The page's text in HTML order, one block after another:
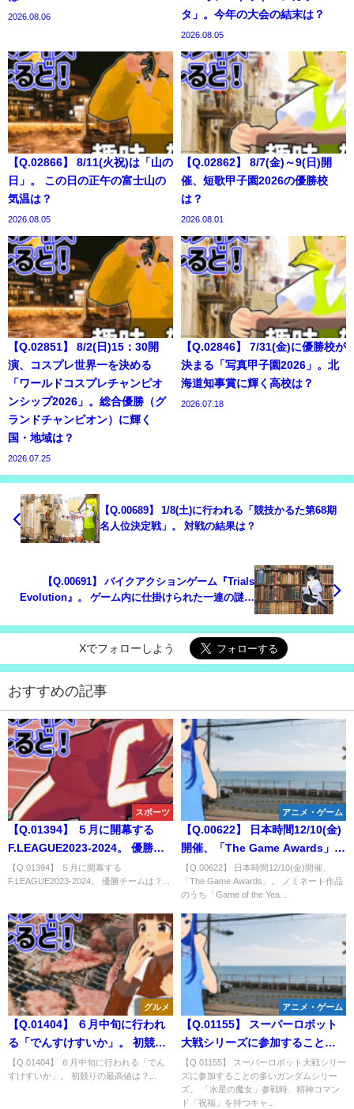
2026.08.06
タ」。今年の大会の結末は？
2026.08.05
【Q.02866】 8/11(火祝)は「山の
日」。 この日の正午の富士山の
気温は？
2026.08.05
【Q.02862】 8/7(金)～9(日)開
催、短歌甲子園2026の優勝校
は？
2026.08.01
【Q.02851】 8/2(日)15：30開
演、コスプレ世界一を決める
「ワールドコスプレチャンピオ
ンシップ2026」。総合優勝（グ
ランドチャンピオン）に輝く
国・地域は？
2026.07.25
【Q.02846】 7/31(金)に優勝校が
決まる「写真甲子園2026」。北
海道知事賞に輝く高校は？
2026.07.18
【Q.00689】 1/8(土)に行われる「競技かるた第68期
名人位決定戦」。 対戦の結果は？
【Q.00691】 バイクアクションゲーム『Trials
Evolution』。 ゲーム内に仕掛けられた一連の謎が
Xでフォローしよう
おすすめの記事
スポーツ
【Q.01394】 ５月に開幕する
F.LEAGUE2023-2024。 優勝チ
ームは？
【Q.01394】 ５月に開幕する
F.LEAGUE2023-2024。 優勝チームは？...
アニメ・ゲーム
【Q.00622】 日本時間12/10(金)
開催、「The Game Awards」。
ノミネート作品のうち「Game
of the Year」を受賞するのは？
【Q.00622】 日本時間12/10(金)開催、
「The Game Awards」。 ノミネート作品
のうち「Game of the Yea...
グルメ
【Q.01404】 ６月中旬に行われ
る「でんすけすいか」。 初競り
の最高値は？
【Q.01404】 ６月中旬に行われる「でん
すけすいか」。 初競りの最高値は？...
アニメ・ゲーム
【Q.01155】 スーパーロボット
大戦シリーズに参加することの
多いガンダムシリーズ。 「水星
の魔女」参戦時、精神コマンド
「祝福」を持つキャラクター
【Q.01155】 スーパーロボット大戦シリー
ズに参加することの多いガンダムシリー
ズ。 「水星の魔女」参戦時、精神コマン
ド「祝福」を持つキャ...